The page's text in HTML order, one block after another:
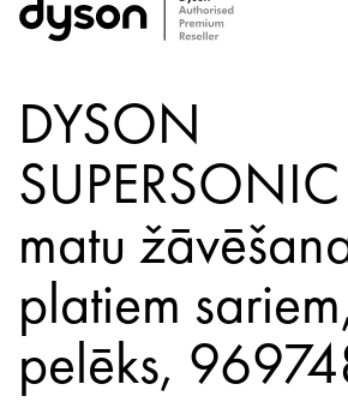
DYSON
matu
platiem
pelēks,